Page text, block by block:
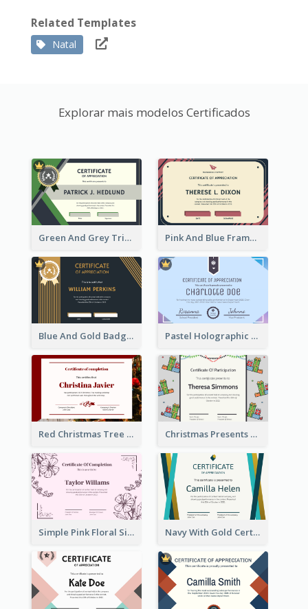
Related Templates
Natal
Explorar mais modelos Certificados
Green And Grey Triangles With Badge Certificate Pink And Blue Frame Company Certificate
Blue And Gold Badge Appreciation Certificate Pastel Holographic Certificate Of Appreciation
Red Christmas Tree Triangle Photo Certificate Christmas Presents And Decorations Certificate
Simple Pink Floral Silhouette Certificate Navy With Gold Certificate